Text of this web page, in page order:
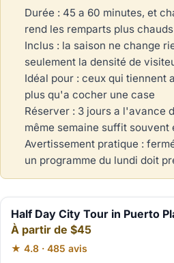
Durée : 45 a 60 minutes, et
rend les remparts plus chauds
Inclus : la saison ne change
seulement la densité de
Idéal pour : ceux qui tiennent
plus qu'a cocher une case
Réserver : 3 jours a l'avance
même semaine suffit souvent
Avertissement pratique :
un programme du lundi doit
Half Day City Tour in Puerto
À partir de $45
★ 4.8 · 485 avis